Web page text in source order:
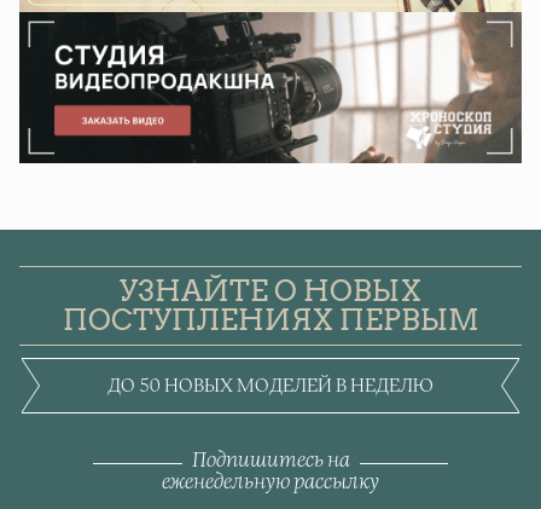
УЗНАЙТЕ О НОВЫХ
ПОСТУПЛЕНИЯХ ПЕРВЫМ
ДО 50 НОВЫХ МОДЕЛЕЙ В НЕДЕЛЮ
Подпишитесь на
еженедельную рассылку